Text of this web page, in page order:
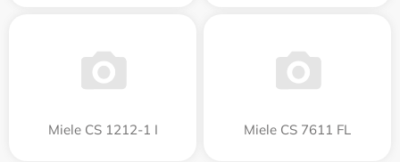
Miele CS 1212-1 I Miele CS 7611 FL